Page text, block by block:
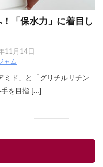
「保水力」に着目し
11月14日
ャム
ミド」と「グリチルリチン
を目指 […]